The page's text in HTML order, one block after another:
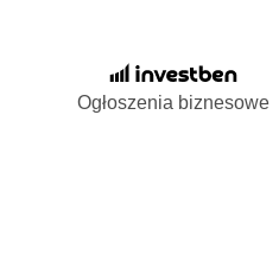
Ogłoszenia biznesowe